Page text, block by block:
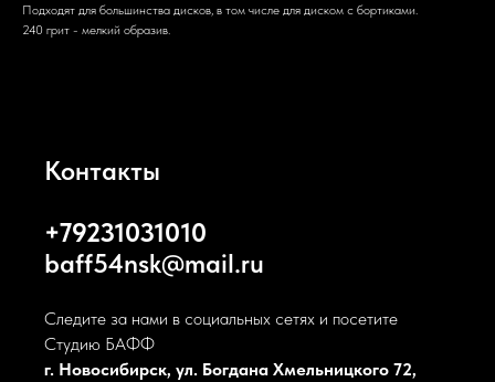
Подходят для большинства дисков, в том числе для диском с бортиками.
240 грит - мелкий образив.
Контакты
+79231031010
baff54nsk@mail.ru
Следите за нами в социальных сетях и посетите
Студию БАФФ
г. Новосибирск, ул. Богдана Хмельницкого 72,